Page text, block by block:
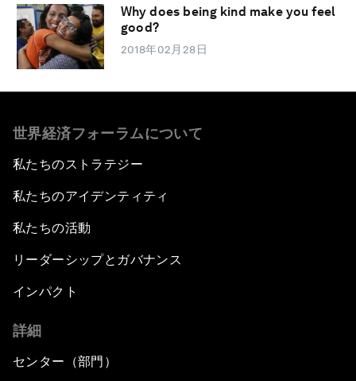
Why does being kind make you feel
good?
2018年02月28日
世界経済フォーラムについて
私たちのストラテジー
私たちのアイデンティティ
私たちの活動
リーダーシップとガバナンス
インパクト
詳細
センター（部門）